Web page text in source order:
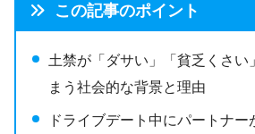
この記事のポイント
土禁が「ダサい」「貧乏くさい
まう社会的な背景と理由
ドライブデート中にパートナー